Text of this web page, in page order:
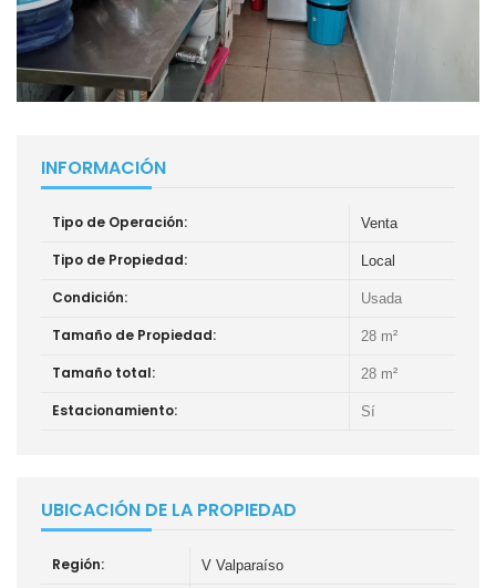
INFORMACIÓN
Tipo de Operación: Venta
Tipo de Propiedad: Local
Condición: Usada
Tamaño de Propiedad: 28 m²
Tamaño total: 28 m²
Estacionamiento: Sí
UBICACIÓN DE LA PROPIEDAD
Región: V Valparaíso